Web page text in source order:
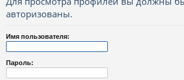
авторизованы.
Имя пользователя:
Пароль: